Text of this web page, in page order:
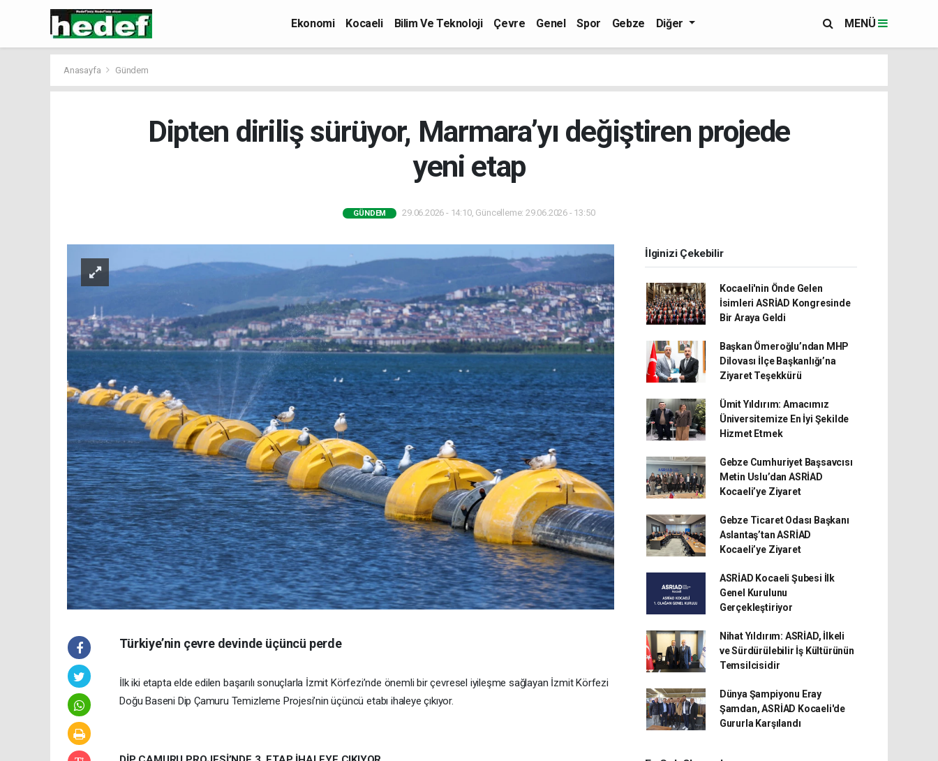
Ekonomi Kocaeli Bilim Ve Teknoloji Çevre Genel Spor Gebze Diğer MENÜ
Anasayfa Gündem
Dipten diriliş sürüyor, Marmara’yı değiştiren projede
yeni etap
GÜNDEM 29.06.2026 - 14:10, Güncelleme: 29.06.2026 - 13:50
Türkiye’nin çevre devinde üçüncü perde
İlk iki etapta elde edilen başarılı sonuçlarla İzmit Körfezi’nde önemli bir çevresel iyileşme sağlayan İzmit Körfezi
Doğu Baseni Dip Çamuru Temizleme Projesi’nin üçüncü etabı ihaleye çıkıyor.
İlginizi Çekebilir
Kocaeli'nin Önde Gelen
İsimleri ASRİAD Kongresinde
Bir Araya Geldi
Başkan Ömeroğlu’ndan MHP
Dilovası İlçe Başkanlığı’na
Ziyaret Teşekkürü
Ümit Yıldırım: Amacımız
Üniversitemize En İyi Şekilde
Hizmet Etmek
Gebze Cumhuriyet Başsavcısı
Metin Uslu’dan ASRİAD
Kocaeli’ye Ziyaret
Gebze Ticaret Odası Başkanı
Aslantaş’tan ASRİAD
Kocaeli’ye Ziyaret
ASRİAD Kocaeli Şubesi İlk
Genel Kurulunu
Gerçekleştiriyor
Nihat Yıldırım: ASRİAD, İlkeli
ve Sürdürülebilir İş Kültürünün
Temsilcisidir
Dünya Şampiyonu Eray
Şamdan, ASRİAD Kocaeli'de
Gururla Karşılandı